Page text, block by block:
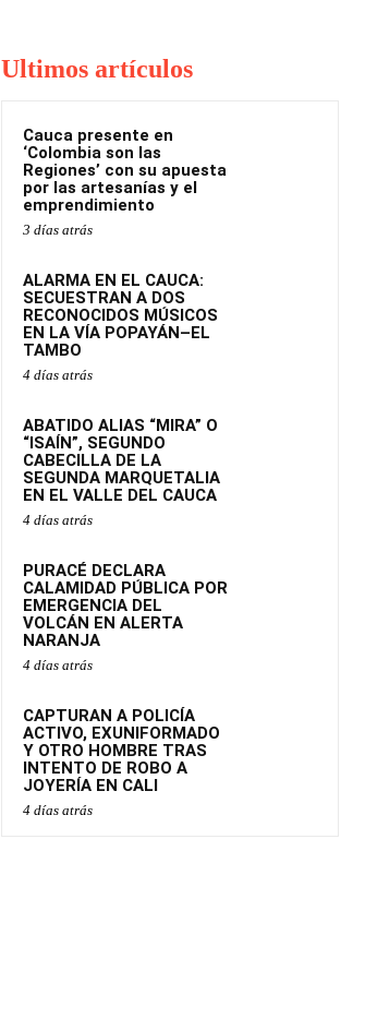
Ultimos artículos
Cauca presente en
‘Colombia son las
Regiones’ con su apuesta
por las artesanías y el
emprendimiento
3 días atrás
ALARMA EN EL CAUCA:
SECUESTRAN A DOS
RECONOCIDOS MÚSICOS
EN LA VÍA POPAYÁN–EL
TAMBO
4 días atrás
ABATIDO ALIAS “MIRA” O
“ISAÍN”, SEGUNDO
CABECILLA DE LA
SEGUNDA MARQUETALIA
EN EL VALLE DEL CAUCA
4 días atrás
PURACÉ DECLARA
CALAMIDAD PÚBLICA POR
EMERGENCIA DEL
VOLCÁN EN ALERTA
NARANJA
4 días atrás
CAPTURAN A POLICÍA
ACTIVO, EXUNIFORMADO
Y OTRO HOMBRE TRAS
INTENTO DE ROBO A
JOYERÍA EN CALI
4 días atrás